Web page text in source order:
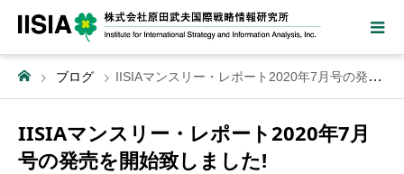
ブログ IISIAマンスリー・レポート2020年7月号の発売を開始致しました!
IISIAマンスリー・レポート2020年7月
号の発売を開始致しました!